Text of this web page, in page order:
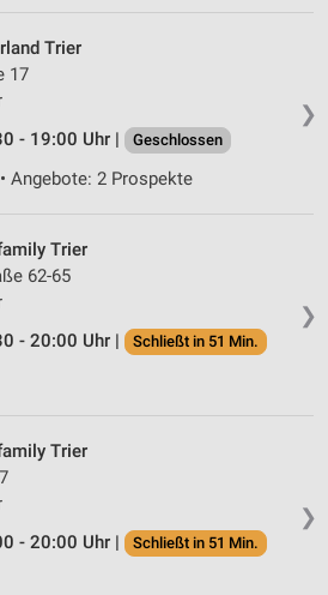
❯
Trier
17
- 19:00 Uhr |
Geschlossen
Angebote: 2 Prospekte
❯
Trier
62-65
- 20:00 Uhr |
Schließt in 51 Min.
❯
Trier
- 20:00 Uhr |
Schließt in 51 Min.